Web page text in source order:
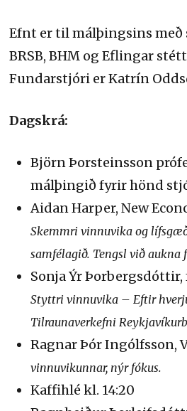
Efnt er til málþingsins með
BRSB, BHM og Eflingar
Fundarstjóri er Katrín
Dagskrá:
Björn Þorsteinsson
málþingið fyrir hönd
Aidan Harper, New
Skemmri vinnuvika og
samfélagið. Tengsl við aukna
Sonja Ýr Þorbergsdóttir,
Styttri vinnuvika – Eftir
Tilraunaverkefni
Ragnar Þór Ingólfsson,
vinnuvikunnar, nýr fókus.
Kaffihlé kl. 14:20